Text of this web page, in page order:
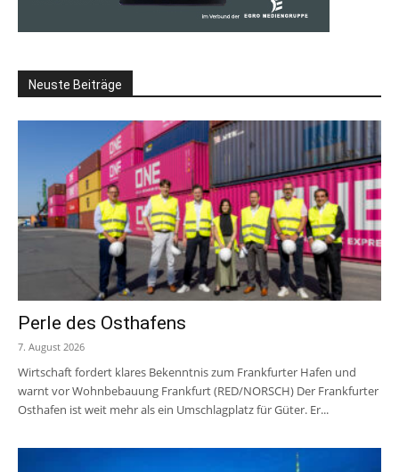
Neuste Beiträge
Perle des Osthafens
7. August 2026
Wirtschaft fordert klares Bekenntnis zum Frankfurter Hafen und
warnt vor Wohnbebauung Frankfurt (RED/NORSCH) Der Frankfurter
Osthafen ist weit mehr als ein Umschlagplatz für Güter. Er...